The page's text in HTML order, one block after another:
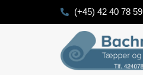
(+45) 42 40 78 59